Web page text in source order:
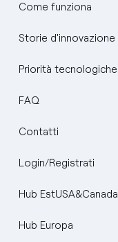
Come funziona
Storie d'innovazione
Priorità tecnologiche
FAQ
Contatti
Login/Registrati
Hub EstUSA&Canada
Hub Europa